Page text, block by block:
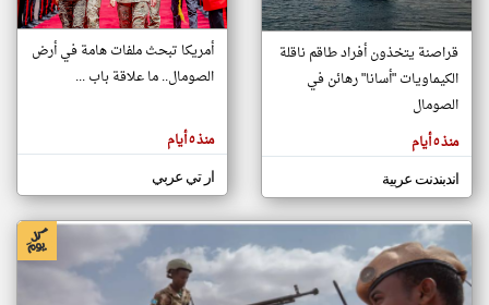
تغيير الدولة
اخبار الصومال على مدار الساعة
أهم اخبار الصومال العاجلة والمباشرة
المقالات
هنا عن
وجهة
كاتبيها.
قراصنة يتخذون أفراد طاقم ناقلة
الكيماويات "أسانا" رهائن في
الصومال
منذ ٥ أيام
اندبندنت عربية
أمريكا تبحث ملفات هامة في أرض
الصومال.. ما علاقة باب ...
منذ ٥ أيام
ار تي عربي
klyoum.com